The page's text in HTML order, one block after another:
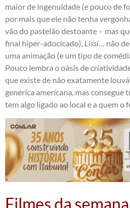
maior de ingenuidade (e pouco de
por mais que ele não tenha
vão do pastelão destoante – mas
final hiper-adocicado), Lissi… não
uma animação (e um tipo de
Pouco lembra o oásis de
que existe de não exatamente
genérica americana, mas consegue
tem algo ligado ao local e a quem o
Filmes da semana